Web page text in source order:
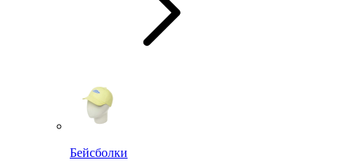
Бейсболки